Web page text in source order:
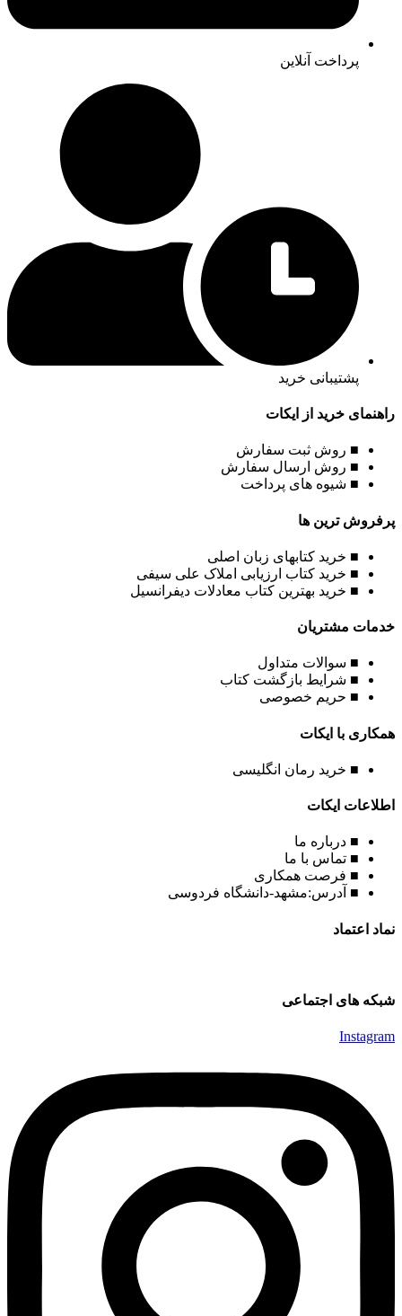
پرداخت آنلاین
پشتیبانی خرید
راهنمای خرید از ایکات
■ روش ثبت سفارش
■ روش ارسال سفارش
■ شیوه های پرداخت
پرفروش ترین ها
■ خرید کتابهای زبان اصلی
■ خرید کتاب ارزیابی املاک علی سیفی
■ خرید بهترین کتاب معادلات دیفرانسیل
خدمات مشتریان
■ سوالات متداول
■ شرایط بازگشت کتاب
■ حریم خصوصی
همکاری با ایکات
■ خرید رمان انگلیسی
اطلاعات ایکات
■ درباره ما
■ تماس با ما
■ فرصت همکاری
■ آدرس:مشهد-دانشگاه فردوسی
نماد اعتماد
شبکه های اجتماعی
Instagram